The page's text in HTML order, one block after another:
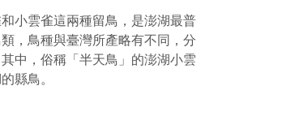
小雲雀這兩種留鳥，是澎湖最普
，鳥種與臺灣所產略有不同，分
中，俗稱「半天鳥」的澎湖小雲
縣鳥。